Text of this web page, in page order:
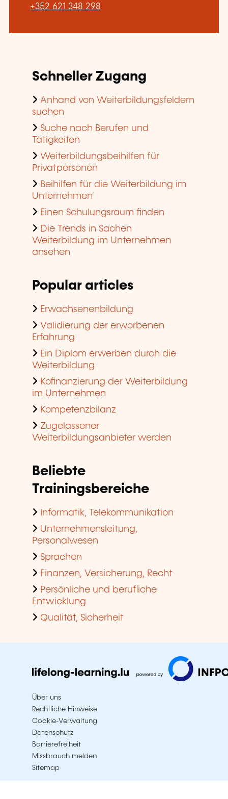
+352 621 348 298
Schneller Zugang
Anhand von Weiterbildungsfeldern
suchen
Suche nach Berufen und
Tätigkeiten
Weiterbildungsbeihilfen für
Privatpersonen
Beihilfen für die Weiterbildung im
Unternehmen
Einen Schulungsraum finden
Die Trends in Sachen
Weiterbildung im Unternehmen
ansehen
Popular articles
Erwachsenenbildung
Validierung der erworbenen
Erfahrung
Ein Diplom erwerben durch die
Weiterbildung
Kofinanzierung der Weiterbildung
im Unternehmen
Kompetenzbilanz
Zugelassener
Weiterbildungsanbieter werden
Beliebte
Trainingsbereiche
Informatik, Telekommunikation
Unternehmensleitung,
Personalwesen
Sprachen
Finanzen, Versicherung, Recht
Persönliche und berufliche
Entwicklung
Qualität, Sicherheit
Über uns
Rechtliche Hinweise
Cookie-Verwaltung
Datenschutz
Barrierefreiheit
Missbrauch melden
Sitemap